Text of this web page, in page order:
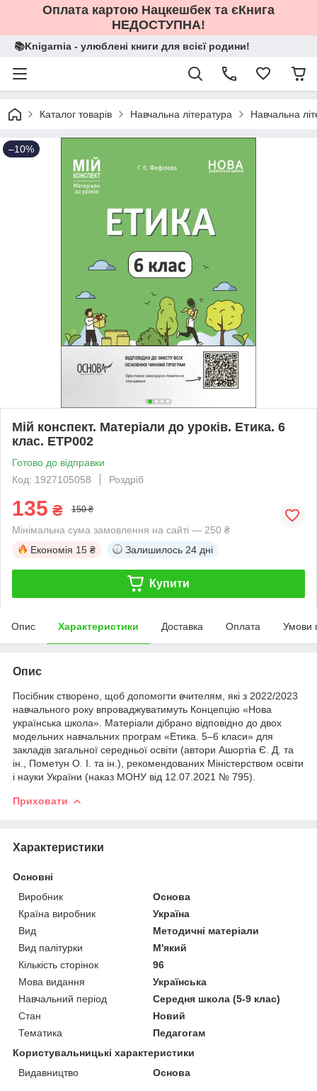
Оплата картою Нацкешбек та єКнига
НЕДОСТУПНА!
📚Knigarnia - улюблені книги для всієї родини!
Каталог товарів Навчальна література Навчальна
–10%
Мій конспект. Матеріали до уроків. Етика. 6
клас. ЕТР002
Готово до відправки
Код: 1927105058
Роздріб
135 ₴ 150 ₴
Мінімальна сума замовлення на сайті — 250 ₴
Економія 15 ₴ Залишилось 24 дні
Купити
Опис Характеристики Доставка Оплата Умови
Опис
Посібник створено, щоб допомогти вчителям, які з 2022/2023
навчального року впроваджуватимуть Концепцію «Нова
українська школа». Матеріали дібрано відповідно до двох
модельних навчальних програм «Етика. 5–6 класи» для
закладів загальної середньої освіти (автори Ашортіа Є. Д. та
ін., Пометун О. І. та ін.), рекомендованих Міністерством освіти
і науки України (наказ МОНУ від 12.07.2021 № 795).
Приховати
Характеристики
Основні
Виробник
Основа
Країна виробник
Україна
Вид
Методичні матеріали
Вид палітурки
М'який
Кількість сторінок
96
Мова видання
Українська
Навчальний період
Середня школа (5-9 клас)
Стан
Новий
Тематика
Педагогам
Користувальницькі характеристики
Видавництво
Основа